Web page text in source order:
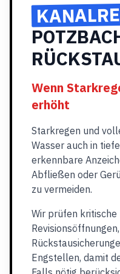
Wenn
erhöht
Starkregen und
Wasser auch in
erkennbare
Abfließen oder
zu vermeiden.
Wir prüfen kritische
Engstellen, damit